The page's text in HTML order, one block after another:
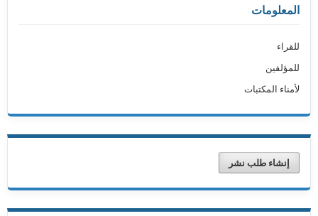
المعلومات
للقراء
للمؤلفين
لأمناء المكتبات
إنشاء طلب نشر